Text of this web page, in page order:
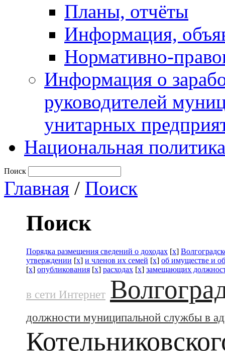
Планы, отчёты
Информация,
Нормативно-
Информация о
руководителей
унитарных
Национальная политика
Поиск
Главная / Поиск
Поиск
Порядка размещения сведений о доходах [x]
утверждении [x] и членов их семей [x] об имуществе и
[x] опубликования [x] расходах [x] замещающих
в сети Интернет
должности муниципальной службы в